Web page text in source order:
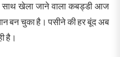
साथ खेला जाने वाला कबड्डी आज
बन चुका है। पसीने की हर बूंद अब
है।